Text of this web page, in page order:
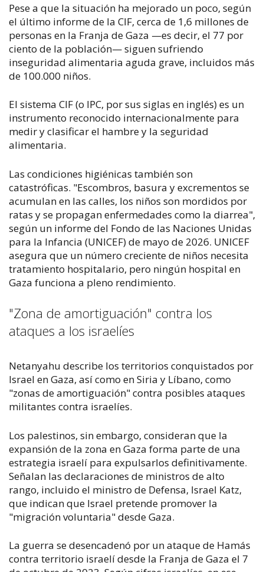
Pese a que la situación ha mejorado un poco, según
el último informe de la CIF, cerca de 1,6 millones de
personas en la Franja de Gaza —es decir, el 77 por
ciento de la población— siguen sufriendo
inseguridad alimentaria aguda grave, incluidos más
de 100.000 niños.
El sistema CIF (o IPC, por sus siglas en inglés) es un
instrumento reconocido internacionalmente para
medir y clasificar el hambre y la seguridad
alimentaria.
Las condiciones higiénicas también son
catastróficas. "Escombros, basura y excrementos se
acumulan en las calles, los niños son mordidos por
ratas y se propagan enfermedades como la diarrea",
según un informe del Fondo de las Naciones Unidas
para la Infancia (UNICEF) de mayo de 2026. UNICEF
asegura que un número creciente de niños necesita
tratamiento hospitalario, pero ningún hospital en
Gaza funciona a pleno rendimiento.
"Zona de amortiguación" contra los
ataques a los israelíes
Netanyahu describe los territorios conquistados por
Israel en Gaza, así como en Siria y Líbano, como
"zonas de amortiguación" contra posibles ataques
militantes contra israelíes.
Los palestinos, sin embargo, consideran que la
expansión de la zona en Gaza forma parte de una
estrategia israelí para expulsarlos definitivamente.
Señalan las declaraciones de ministros de alto
rango, incluido el ministro de Defensa, Israel Katz,
que indican que Israel pretende promover la
"migración voluntaria" desde Gaza.
La guerra se desencadenó por un ataque de Hamás
contra territorio israelí desde la Franja de Gaza el 7